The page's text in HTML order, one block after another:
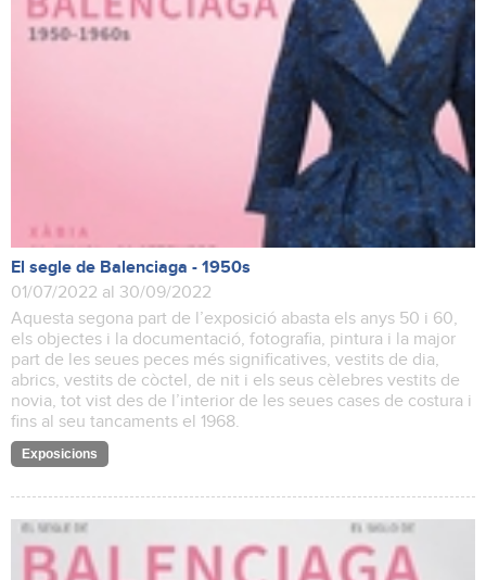
El segle de Balenciaga - 1950s
01/07/2022 al 30/09/2022
Aquesta segona part de l’exposició abasta els anys 50 i 60,
els objectes i la documentació, fotografia, pintura i la major
part de les seues peces més significatives, vestits de dia,
abrics, vestits de còctel, de nit i els seus cèlebres vestits de
novia, tot vist des de l’interior de les seues cases de costura i
fins al seu tancaments el 1968.
Exposicions